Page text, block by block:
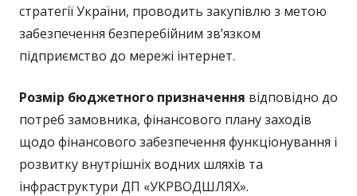
стратегії України, проводить закупівлю з метою
забезпечення безперебійним зв’язком
підприємство до мережі інтернет.
Розмір бюджетного призначення відповідно до
потреб замовника, фінансового плану заходів
щодо фінансового забезпечення функціонування і
розвитку внутрішніх водних шляхів та
інфраструктури ДП «УКРВОДШЛЯХ».